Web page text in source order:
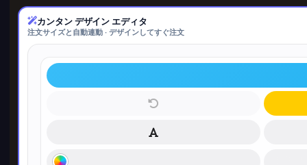
カンタン デザイン エディタ
注文サイズと自動連動 · デザインしてすぐ注文